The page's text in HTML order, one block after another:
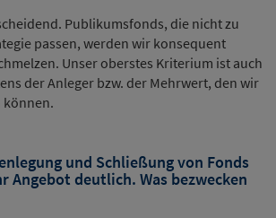
Publikumsfonds, die nicht zu
passen, werden wir konsequent
Unser oberstes Kriterium ist auch
der Anleger bzw. der Mehrwert, den wir
und Schließung von Fonds
Angebot deutlich. Was bezwecken